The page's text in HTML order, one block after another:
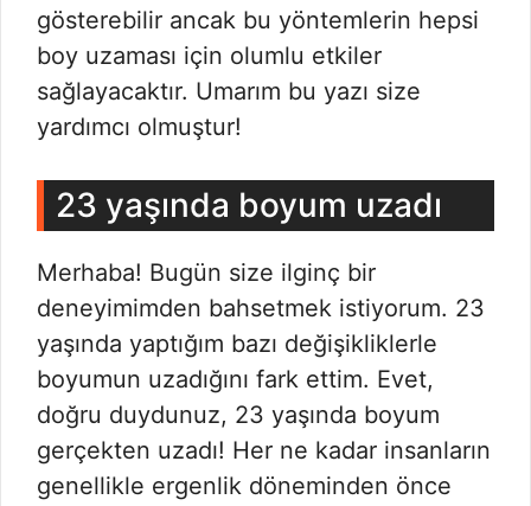
gösterebilir ancak bu yöntemlerin hepsi
boy uzaması için olumlu etkiler
sağlayacaktır. Umarım bu yazı size
yardımcı olmuştur!
23 yaşında boyum uzadı
Merhaba! Bugün size ilginç bir
deneyimimden bahsetmek istiyorum. 23
yaşında yaptığım bazı değişikliklerle
boyumun uzadığını fark ettim. Evet,
doğru duydunuz, 23 yaşında boyum
gerçekten uzadı! Her ne kadar insanların
genellikle ergenlik döneminden önce